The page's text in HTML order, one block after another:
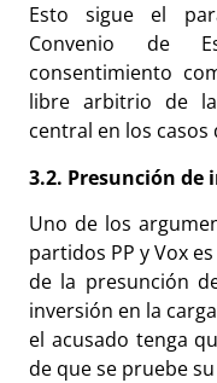
Esto sigue el
Convenio de
consentimiento
libre arbitrio de
central en los casos
3.2. Presunción de
Uno de los
partidos PP y Vox
de la presunción
inversión en la
el acusado tenga
de que se pruebe